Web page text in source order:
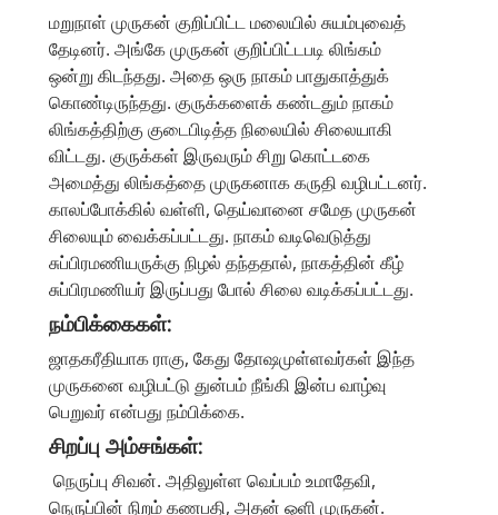
மறுநாள் முருகன் குறிப்பிட்ட மலையில் சுயம்புவைத்
தேடினர். அங்கே முருகன் குறிப்பிட்டபடி லிங்கம்
ஒன்று கிடந்தது. அதை ஒரு நாகம் பாதுகாத்துக்
கொண்டிருந்தது. குருக்களைக் கண்டதும் நாகம்
லிங்கத்திற்கு குடைபிடித்த நிலையில் சிலையாகி
விட்டது. குருக்கள் இருவரும் சிறு கொட்டகை
அமைத்து லிங்கத்தை முருகனாக கருதி வழிபட்டனர்.
காலப்போக்கில் வள்ளி, தெய்வானை சமேத முருகன்
சிலையும் வைக்கப்பட்டது. நாகம் வடிவெடுத்து
சுப்பிரமணியருக்கு நிழல் தந்ததால், நாகத்தின் கீழ்
சுப்பிரமணியர் இருப்பது போல் சிலை வடிக்கப்பட்டது.
நம்பிக்கைகள்:
ஜாதகரீதியாக ராகு, கேது தோஷமுள்ளவர்கள் இந்த
முருகனை வழிபட்டு துன்பம் நீங்கி இன்ப வாழ்வு
பெறுவர் என்பது நம்பிக்கை.
சிறப்பு அம்சங்கள்:
நெருப்பு சிவன். அதிலுள்ள வெப்பம் உமாதேவி,
நெருப்பின் நிறம் கணபதி, அதன் ஒளி முருகன்.